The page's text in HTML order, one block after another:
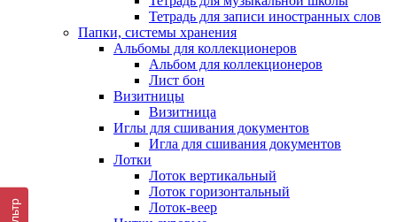
Тетрадь для записи иностранных слов
Папки, системы хранения
Альбомы для коллекционеров
Альбом для коллекционеров
Лист бон
Визитницы
Визитница
Иглы для сшивания документов
Игла для сшивания документов
Лотки
Лоток вертикальный
Лоток горизонтальный
Лоток-веер